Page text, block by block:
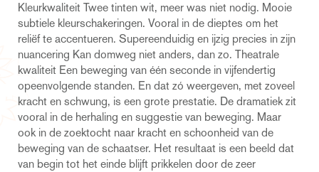
Kleurkwaliteit Twee tinten wit, meer was niet nodig. Mooie
subtiele kleurschakeringen. Vooral in de dieptes om het
reliëf te accentueren. Supereenduidig en ijzig precies in zijn
nuancering Kan domweg niet anders, dan zo. Theatrale
kwaliteit Een beweging van één seconde in vijfendertig
opeenvolgende standen. En dat zó weergeven, met zoveel
kracht en schwung, is een grote prestatie. De dramatiek zit
vooral in de herhaling en suggestie van beweging. Maar
ook in de zoektocht naar kracht en schoonheid van de
beweging van de schaatser. Het resultaat is een beeld dat
van begin tot het einde blijft prikkelen door de zeer